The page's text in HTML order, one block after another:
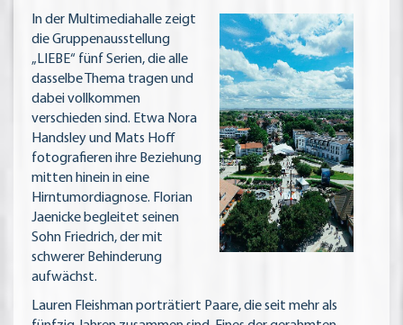
In der Multimediahalle zeigt
die Gruppenausstellung
„LIEBE“ fünf Serien, die alle
dasselbe Thema tragen und
dabei vollkommen
verschieden sind. Etwa Nora
Handsley und Mats Hoff
fotografieren ihre Beziehung
mitten hinein in eine
Hirntumordiagnose. Florian
Jaenicke begleitet seinen
Sohn Friedrich, der mit
schwerer Behinderung
aufwächst.
Lauren Fleishman porträtiert Paare, die seit mehr als